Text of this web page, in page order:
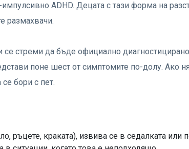
ADHD. Децата с тази форма на
размахвачи.
се стреми да бъде официално
поне шест от симптомите по-долу. Ако
бори с пет.
ръцете, краката), извива се в седалката или